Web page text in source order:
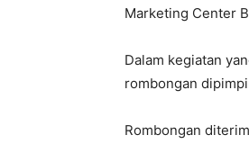
Marketing Center
Dalam kegiatan
rombongan
Rombongan